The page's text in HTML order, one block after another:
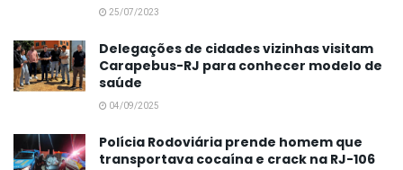
25/07/2023
Delegações de cidades vizinhas visitam
Carapebus-RJ para conhecer modelo de
saúde
04/09/2025
Polícia Rodoviária prende homem que
transportava cocaína e crack na RJ-106